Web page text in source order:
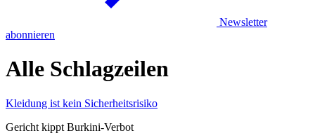
Newsletter
abonnieren
Alle Schlagzeilen
Kleidung ist kein Sicherheitsrisiko
Gericht kippt Burkini-Verbot